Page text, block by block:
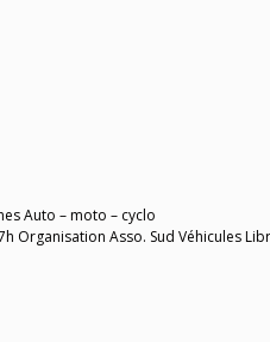
Auto – moto – cyclo
Organisation Asso. Sud Véhicules